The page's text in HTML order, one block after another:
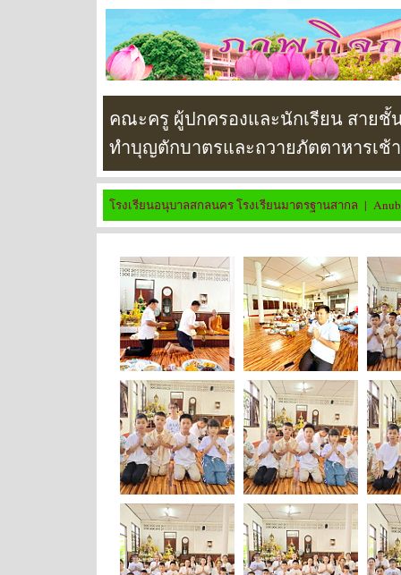
คณะครู ผู้ปกครองและนักเรียน สายชั้
ทำบุญตักบาตรและถวายภัตตาหารเช้
โรงเรียนอนุบาลสกลนคร โรงเรียนมาตรฐานสากล |